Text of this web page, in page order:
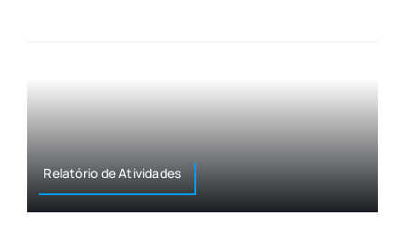
Relatório de Atividades